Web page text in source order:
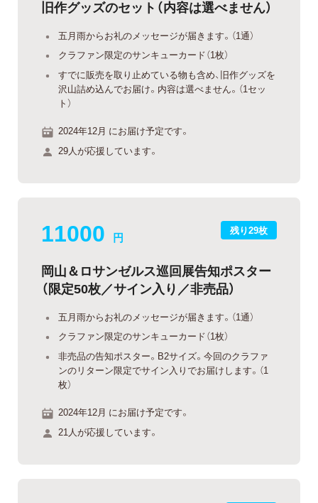
旧作グッズのセット（内容は選べません）
五月雨からお礼のメッセージが届きます。（1通）
クラファン限定のサンキューカード（1枚）
すでに販売を取り止めている物も含め、旧作グッズを
沢山詰め込んでお届け。内容は選べません。（1セッ
ト）
2024年12月 にお届け予定です。
29人が応援しています。
残り29枚
11000 円
岡山＆ロサンゼルス巡回展告知ポスター
（限定50枚／サイン入り／非売品）
五月雨からお礼のメッセージが届きます。（1通）
クラファン限定のサンキューカード（1枚）
非売品の告知ポスター。B2サイズ。今回のクラファ
ンのリターン限定でサイン入りでお届けします。（1
枚）
2024年12月 にお届け予定です。
21人が応援しています。